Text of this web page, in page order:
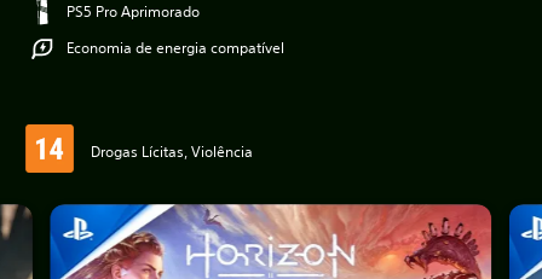
PS5 Pro Aprimorado
Economia de energia compatível
Drogas Lícitas, Violência